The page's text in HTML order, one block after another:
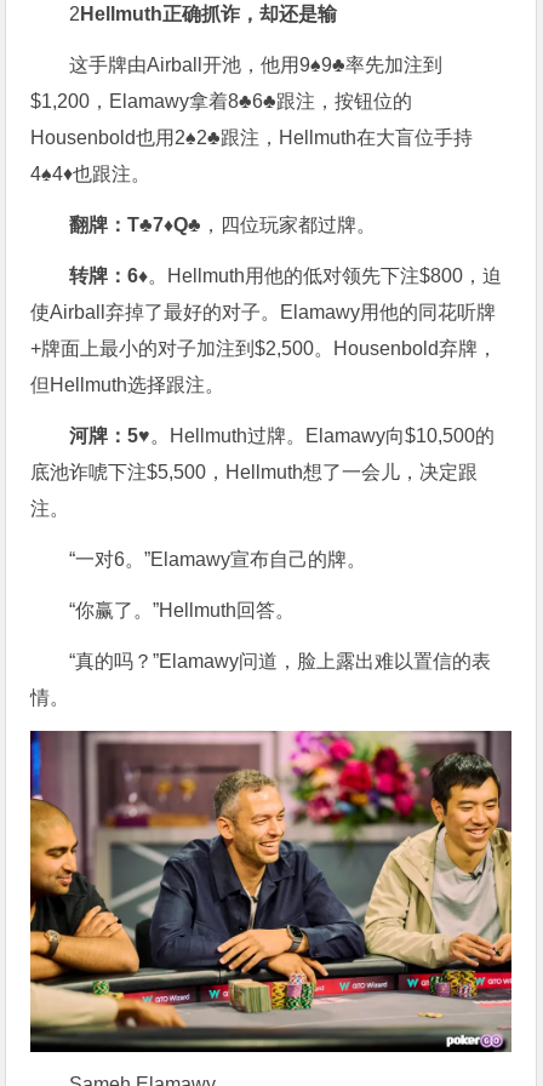
2 Hellmuth正确抓诈，却还是输
这手牌由Airball开池，他用9♠9♣率先加注到
$1,200，Elamawy拿着8♣6♣跟注，按钮位的
Housenbold也用2♠2♣跟注，Hellmuth在大盲位手持
4♠4♦也跟注。
翻牌：T♣7♦Q♣ ，四位玩家都过牌。
转牌：6♦。Hellmuth用他的低对领先下注$800，迫
使Airball弃掉了最好的对子。Elamawy用他的同花听牌
+牌面上最小的对子加注到$2,500。Housenbold弃牌，
但Hellmuth选择跟注。
河牌：5♥。Hellmuth过牌。Elamawy向$10,500的
底池诈唬下注$5,500，Hellmuth想了一会儿，决定跟
注。
“一对6。”Elamawy宣布自己的牌。
“你赢了。”Hellmuth回答。
“真的吗？”Elamawy问道，脸上露出难以置信的表
情。